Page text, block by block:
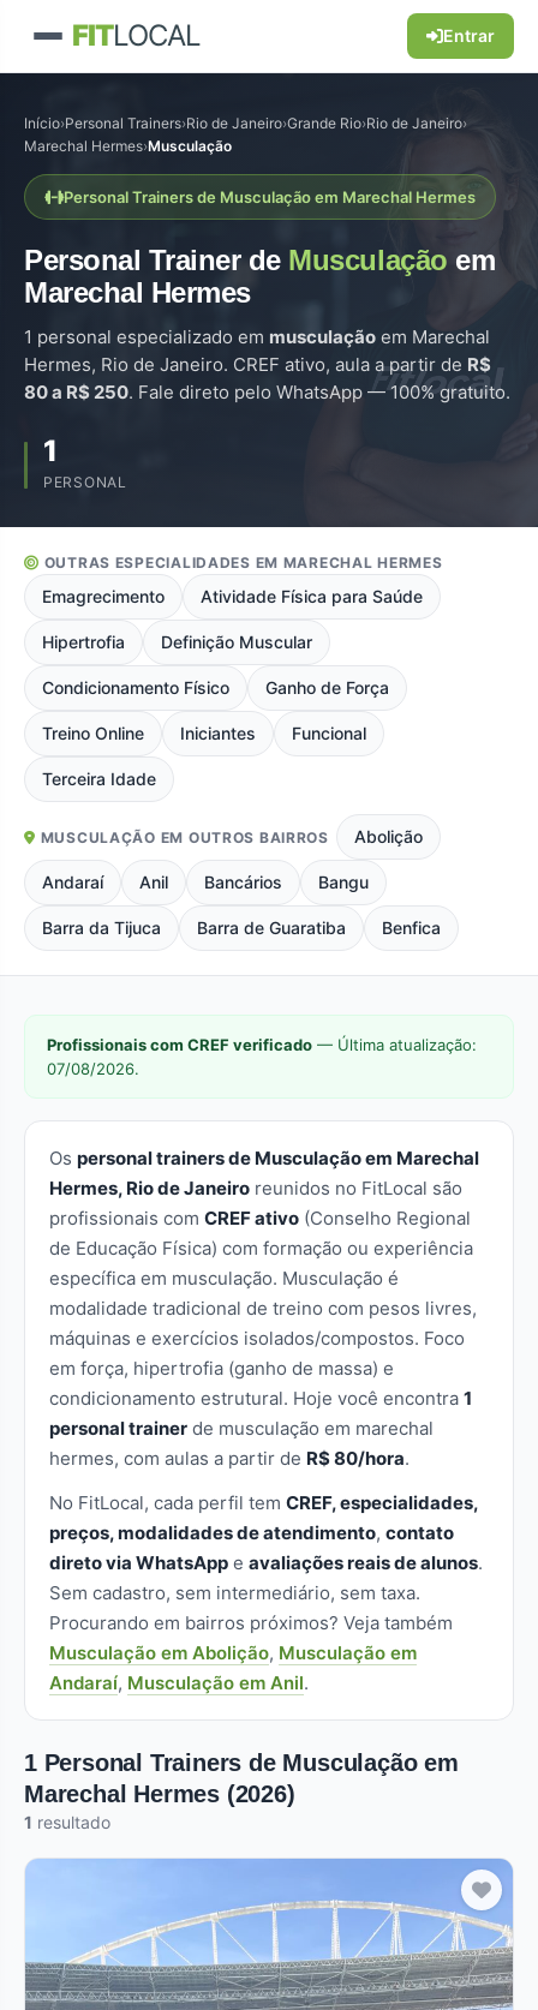
FITLOCAL Entrar
Início›Personal Trainers›Rio de Janeiro›Grande Rio›Rio de Janeiro›
Marechal Hermes›Musculação
Personal Trainers de Musculação em Marechal Hermes
Personal Trainer de Musculação em
Marechal Hermes
1 personal especializado em musculação em Marechal
Hermes, Rio de Janeiro. CREF ativo, aula a partir de R$
80 a R$ 250. Fale direto pelo WhatsApp — 100% gratuito.
1
PERSONAL
OUTRAS ESPECIALIDADES EM MARECHAL HERMES
Emagrecimento Atividade Física para Saúde
Hipertrofia Definição Muscular
Condicionamento Físico Ganho de Força
Treino Online Iniciantes Funcional
Terceira Idade
MUSCULAÇÃO EM OUTROS BAIRROS Abolição
Andaraí Anil Bancários Bangu
Barra da Tijuca Barra de Guaratiba Benfica
Profissionais com CREF verificado — Última atualização:
07/08/2026.
Os personal trainers de Musculação em Marechal
Hermes, Rio de Janeiro reunidos no FitLocal são
profissionais com CREF ativo (Conselho Regional
de Educação Física) com formação ou experiência
específica em musculação. Musculação é
modalidade tradicional de treino com pesos livres,
máquinas e exercícios isolados/compostos. Foco
em força, hipertrofia (ganho de massa) e
condicionamento estrutural. Hoje você encontra 1
personal trainer de musculação em marechal
hermes, com aulas a partir de R$ 80/hora.
No FitLocal, cada perfil tem CREF, especialidades,
preços, modalidades de atendimento, contato
direto via WhatsApp e avaliações reais de alunos.
Sem cadastro, sem intermediário, sem taxa.
Procurando em bairros próximos? Veja também
Musculação em Abolição, Musculação em
Andaraí, Musculação em Anil.
1 Personal Trainers de Musculação em
Marechal Hermes (2026)
1 resultado